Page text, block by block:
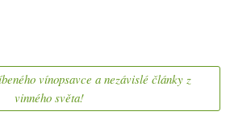
vínopsavce a nezávislé články z
vinného světa!